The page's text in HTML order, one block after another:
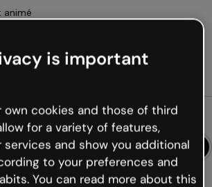
animé
ou publiez en ligne
MP4 et autres formats
?
is important
own cookies and those of third
for a variety of features,
services and show you additional
to your preferences and
You can read more about this